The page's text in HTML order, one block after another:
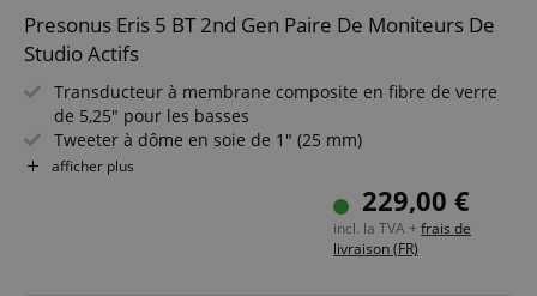
Presonus Eris 5 BT 2nd Gen Paire De Moniteurs De
Studio Actifs
Transducteur à membrane composite en fibre de verre
de 5,25" pour les basses
Tweeter à dôme en soie de 1" (25 mm)
Bluetooth 5.0
Puissance d?amplification Class D de 100 watts
104 dB de pression acoustique maximale continue (SPL)
Entrées TRS jack (L/R, symétrique), paire RCA (L/R), jack
afficher plus
229,00 €
incl. la TVA + frais de
livraison (FR)